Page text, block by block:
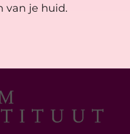
van je huid.